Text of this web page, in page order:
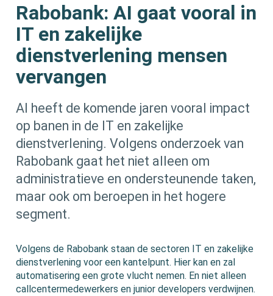
Rabobank: AI gaat vooral in
IT en zakelijke
dienstverlening mensen
vervangen
AI heeft de komende jaren vooral impact
op banen in de IT en zakelijke
dienstverlening. Volgens onderzoek van
Rabobank gaat het niet alleen om
administratieve en ondersteunende taken,
maar ook om beroepen in het hogere
segment.
Volgens de Rabobank staan de sectoren IT en zakelijke
dienstverlening voor een kantelpunt. Hier kan en zal
automatisering een grote vlucht nemen. En niet alleen
callcentermedewerkers en junior developers verdwijnen.